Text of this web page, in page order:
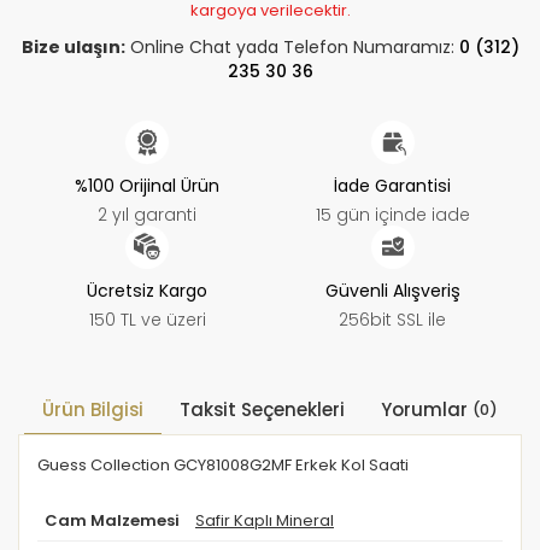
kargoya verilecektir.
Bize ulaşın:Online Chat yada Telefon Numaramız: 0 (312)
235 30 36
%100 Orijinal Ürün
2 yıl garanti
İade Garantisi
15 gün içinde iade
Ücretsiz Kargo
150 TL ve üzeri
Güvenli Alışveriş
256bit SSL ile
Ürün Bilgisi Taksit Seçenekleri Yorumlar (0)
Guess Collection GCY81008G2MF Erkek Kol Saati
Cam Malzemesi Safir Kaplı Mineral